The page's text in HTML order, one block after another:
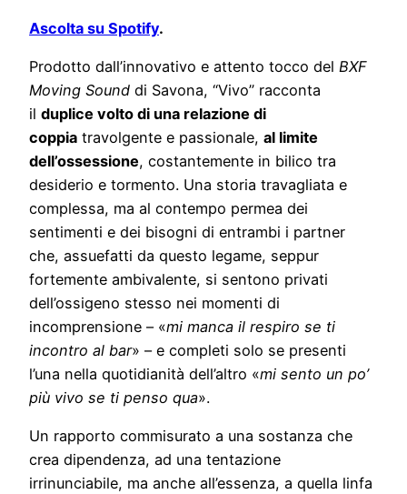
Ascolta su Spotify.
Prodotto dall’innovativo e attento tocco del BXF
Moving Sound di Savona, “Vivo” racconta
il duplice volto di una relazione di
coppia travolgente e passionale, al limite
dell’ossessione, costantemente in bilico tra
desiderio e tormento. Una storia travagliata e
complessa, ma al contempo permea dei
sentimenti e dei bisogni di entrambi i partner
che, assuefatti da questo legame, seppur
fortemente ambivalente, si sentono privati
dell’ossigeno stesso nei momenti di
incomprensione – «mi manca il respiro se ti
incontro al bar» – e completi solo se presenti
l’una nella quotidianità dell’altro «mi sento un po’
più vivo se ti penso qua».
Un rapporto commisurato a una sostanza che
crea dipendenza, ad una tentazione
irrinunciabile, ma anche all’essenza, a quella linfa